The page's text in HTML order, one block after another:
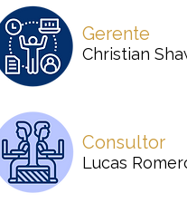
Gerente
Christian
Consultor
Lucas